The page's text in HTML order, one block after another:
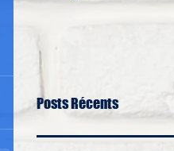
Posts Récents